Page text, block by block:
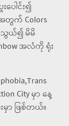
းပေါင်း၍
တွက် Colors
က်သွယ်၍ မိမိ
အလံကို ရုံး
City မှာ နေ့
ာ ဖြစ်တယ်။